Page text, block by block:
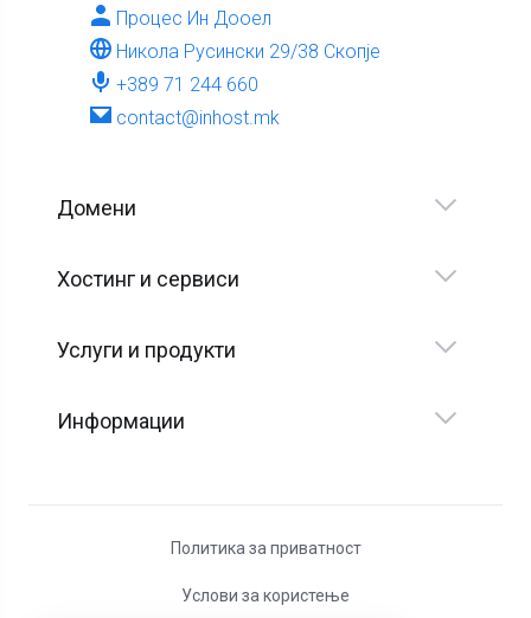
Процес Ин Дооел
Никола Русински 29/38 Скопје
+389 71 244 660
contact@inhost.mk
Домени
Хостинг и сервиси
Услуги и продукти
Информации
Политика за приватност
Услови за користење